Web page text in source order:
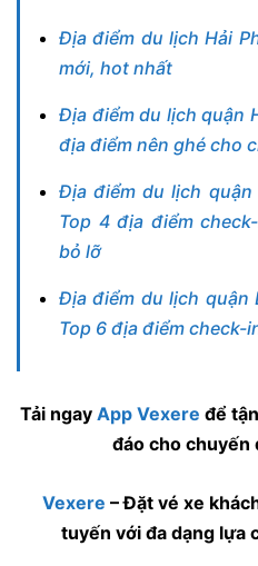
Địa điểm du lịch Hải
mới, hot nhất
Địa điểm du lịch quận
địa điểm nên ghé cho
Địa điểm du lịch quận
Top 4 địa điểm
bỏ lỡ
Địa điểm du lịch quận
Top 6 địa điểm check-
Tải ngay App Vexere để
đáo cho chuyến
Vexere – Đặt vé xe
tuyến với đa dạng lựa